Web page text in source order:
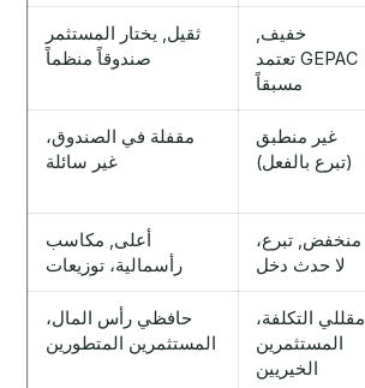
خفيف,
GEPAC تعتمد
مسبقاً
ثقيل, يختار المستثمر
صندوقاً منظماً
غير منطبق
(تبرع بالفعل)
مقفلة في الصندوق،
غير سائلة
منخفض, تبرع،
لا حدث دخل
أعلى, مكاسب
رأسمالية، توزيعات
مقللي التكلفة،
المستثمرين
الخيريين
حافظي رأس المال،
المستثمرين المتطورين